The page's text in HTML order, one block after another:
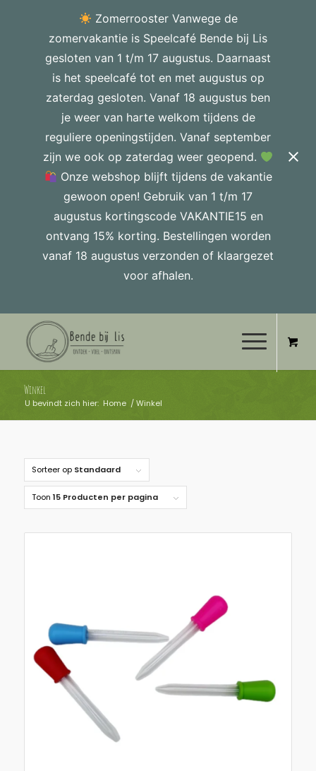
Zomerrooster Vanwege de
zomervakantie is Speelcafé Bende bij Lis
gesloten van 1 t/m 17 augustus. Daarnaast
is het speelcafé tot en met augustus op
zaterdag gesloten. Vanaf 18 augustus ben
je weer van harte welkom tijdens de
reguliere openingstijden. Vanaf september
zijn we ook op zaterdag weer geopend.
Onze webshop blijft tijdens de vakantie
gewoon open! Gebruik van 1 t/m 17
augustus kortingscode VAKANTIE15 en
ontvang 15% korting. Bestellingen worden
vanaf 18 augustus verzonden of klaargezet
voor afhalen.
Winkel
U bevindt zich hier: Home / Winkel
Sorteer op Standaard
Toon 15 Producten per pagina